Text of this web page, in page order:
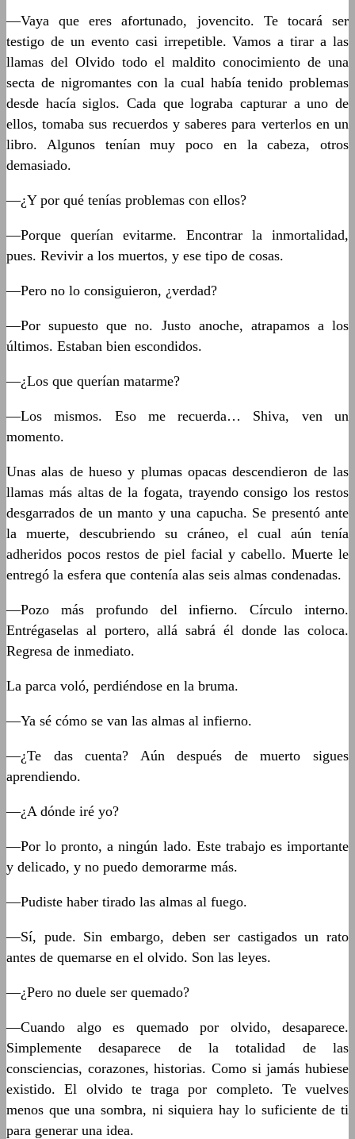
—Vaya que eres afortunado, jovencito. Te tocará ser
testigo de un evento casi irrepetible. Vamos a tirar a las
llamas del Olvido todo el maldito conocimiento de una
secta de nigromantes con la cual había tenido problemas
desde hacía siglos. Cada que lograba capturar a uno de
ellos, tomaba sus recuerdos y saberes para verterlos en un
libro. Algunos tenían muy poco en la cabeza, otros
demasiado.
—¿Y por qué tenías problemas con ellos?
—Porque querían evitarme. Encontrar la inmortalidad,
pues. Revivir a los muertos, y ese tipo de cosas.
—Pero no lo consiguieron, ¿verdad?
—Por supuesto que no. Justo anoche, atrapamos a los
últimos. Estaban bien escondidos.
—¿Los que querían matarme?
—Los mismos. Eso me recuerda… Shiva, ven un
momento.
Unas alas de hueso y plumas opacas descendieron de las
llamas más altas de la fogata, trayendo consigo los restos
desgarrados de un manto y una capucha. Se presentó ante
la muerte, descubriendo su cráneo, el cual aún tenía
adheridos pocos restos de piel facial y cabello. Muerte le
entregó la esfera que contenía alas seis almas condenadas.
—Pozo más profundo del infierno. Círculo interno.
Entrégaselas al portero, allá sabrá él donde las coloca.
Regresa de inmediato.
La parca voló, perdiéndose en la bruma.
—Ya sé cómo se van las almas al infierno.
—¿Te das cuenta? Aún después de muerto sigues
aprendiendo.
—¿A dónde iré yo?
—Por lo pronto, a ningún lado. Este trabajo es importante
y delicado, y no puedo demorarme más.
—Pudiste haber tirado las almas al fuego.
—Sí, pude. Sin embargo, deben ser castigados un rato
antes de quemarse en el olvido. Son las leyes.
—¿Pero no duele ser quemado?
—Cuando algo es quemado por olvido, desaparece.
Simplemente desaparece de la totalidad de las
consciencias, corazones, historias. Como si jamás hubiese
existido. El olvido te traga por completo. Te vuelves
menos que una sombra, ni siquiera hay lo suficiente de ti
para generar una idea.